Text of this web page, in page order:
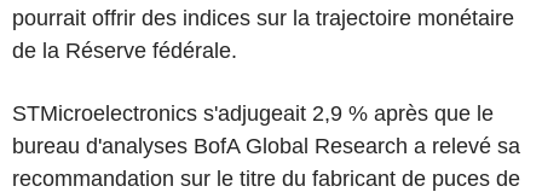
pourrait offrir des indices sur la trajectoire monétaire
de la Réserve fédérale.
STMicroelectronics s'adjugeait 2,9 % après que le
bureau d'analyses BofA Global Research a relevé sa
recommandation sur le titre du fabricant de puces de